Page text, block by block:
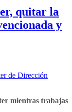
quitar la
y
de Dirección
mientras trabajas